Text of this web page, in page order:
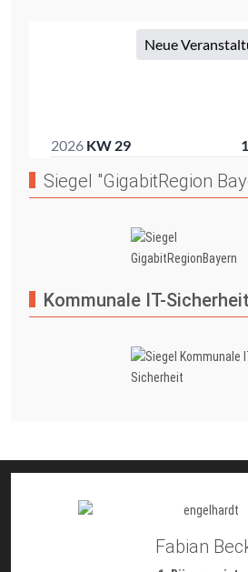
Siegel "GigabitRegion
Kommunale IT-Sicherheit
Fabian